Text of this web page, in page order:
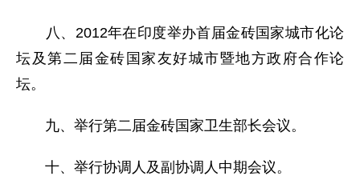
八、2012年在印度举办首届金砖国家城市化论
坛及第二届金砖国家友好城市暨地方政府合作论
坛。
九、举行第二届金砖国家卫生部长会议。
十、举行协调人及副协调人中期会议。